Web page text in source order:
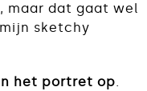
maar dat gaat wel
sketchy
het portret op.